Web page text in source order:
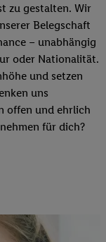
zu gestalten. Wir
Belegschaft
– unabhängig
oder Nationalität.
und setzen
uns
offen und ehrlich
für dich?